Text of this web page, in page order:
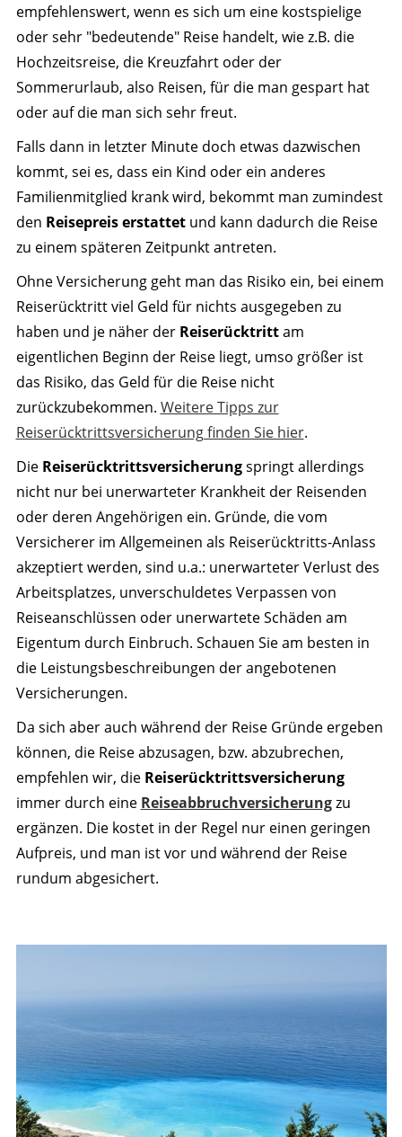
empfehlenswert, wenn es sich um eine kostspielige
oder sehr "bedeutende" Reise handelt, wie z.B. die
Hochzeitsreise, die Kreuzfahrt oder der
Sommerurlaub, also Reisen, für die man gespart hat
oder auf die man sich sehr freut.
Falls dann in letzter Minute doch etwas dazwischen
kommt, sei es, dass ein Kind oder ein anderes
Familienmitglied krank wird, bekommt man zumindest
den Reisepreis erstattetund kann dadurch die Reise
zu einem späteren Zeitpunkt antreten.
Ohne Versicherung geht man das Risiko ein, bei einem
Reiserücktritt viel Geld für nichts ausgegeben zu
haben und je näher der Reiserücktrittam
eigentlichen Beginn der Reise liegt, umso größer ist
das Risiko, das Geld für die Reise nicht
zurückzubekommen. Weitere Tipps zur
Reiserücktrittsversicherung finden Sie hier.
Die Reiserücktrittsversicherungspringt allerdings
nicht nur bei unerwarteter Krankheit der Reisenden
oder deren Angehörigen ein. Gründe, die vom
Versicherer im Allgemeinen als Reiserücktritts-Anlass
akzeptiert werden, sind u.a.: unerwarteter Verlust des
Arbeitsplatzes, unverschuldetes Verpassen von
Reiseanschlüssen oder unerwartete Schäden am
Eigentum durch Einbruch. Schauen Sie am besten in
die Leistungsbeschreibungen der angebotenen
Versicherungen.
Da sich aber auch während der Reise Gründe ergeben
können, die Reise abzusagen, bzw. abzubrechen,
empfehlen wir, die Reiserücktrittsversicherung
immer durch eine Reiseabbruchversicherungzu
ergänzen. Die kostet in der Regel nur einen geringen
Aufpreis, und man ist vor und während der Reise
rundum abgesichert.